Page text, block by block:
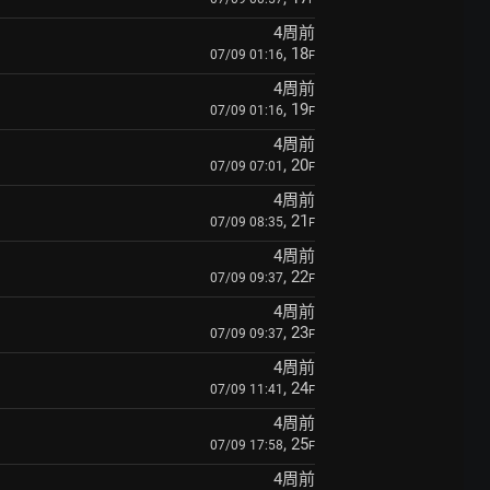
4周前
07/09 01:16, 18F
4周前
07/09 01:16, 19F
4周前
07/09 07:01 , 20F
4周前
07/09 08:35, 21 F
4周前
07/09 09:37, 22F
4周前
07/09 09:37, 23F
4周前
07/09 11:41 , 24F
4周前
07/09 17:58, 25F
4周前